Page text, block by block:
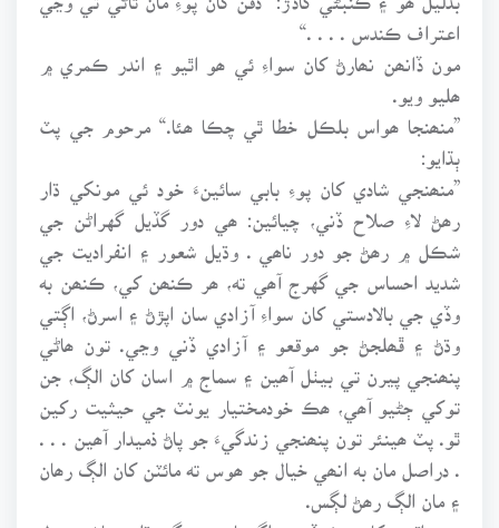
اعتراف ڪندس . . . .“
مون ڏانھن نھارڻ کان سواءِ ئي ھو اٿيو ۽ اندر ڪمري ۾
ھليو ويو.
”منھنجا ھواس بلڪل خطا ٿي چڪا ھئا.“ مرحوم جي پٽ
ٻڌايو:
”منھنجي شادي کان پوءِ بابي سائينءَ خود ئي مونکي ڌار
رھڻ لاءِ صلاح ڏني، چيائين: ھي دور گڏيل گهراڻن جي
شڪل ۾ رھڻ جو دور ناھي . وڌيل شعور ۽ انفراديت جي
شديد احساس جي گهرج آھي ته، ھر ڪنھن کي، ڪنھن به
وڏي جي بالادستي کان سواءِ آزادي سان اپڙڻ ۽ اسرڻ، اڳتي
وڌڻ ۽ ڦھلجڻ جو موقعو ۽ آزادي ڏني وڃي. تون ھاڻي
پنھنجي پيرن تي بيٺل آھين ۽ سماج ۾ اسان کان الڳ، جن
توکي ڄڻيو آھي، ھڪ خودمختيار يونٽ جي حيثيت رکين
ٿو. پٽ ھينئر تون پنھنجي زندگيءَ جو پاڻ ذميدار آھين . . .
. دراصل مان به انھي خيال جو ھوس ته مائٽن کان الڳ رھان
۽ مان الڳ رھڻ لڳس.
ھن واقعي کان ھڪ ڏينھن اڳ يارھين وڳي ڌاري پاڻ معمول